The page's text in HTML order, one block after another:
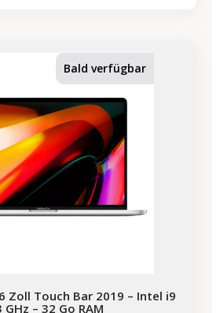
Bald verfügbar
Zoll Touch Bar 2019 – Intel i9
GHz – 32 Go RAM